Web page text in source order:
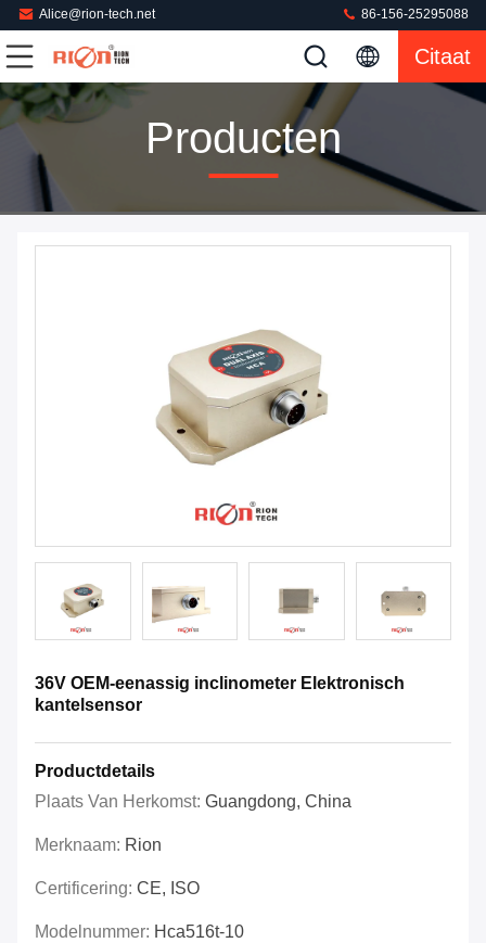
Alice@rion-tech.net 86-156-25295088
Citaat
Producten
36V OEM-eenassig inclinometer Elektronisch
kantelsensor
Productdetails
Plaats Van Herkomst: Guangdong, China
Merknaam: Rion
Certificering: CE, ISO
Modelnummer: Hca516t-10